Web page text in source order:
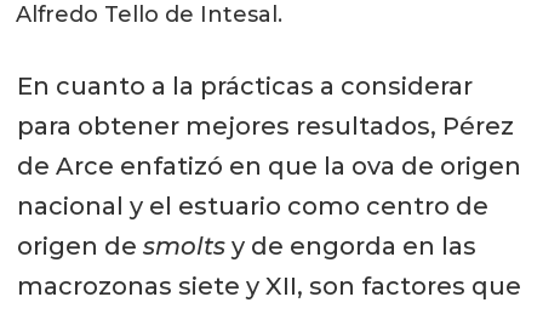
Alfredo Tello de Intesal.
En cuanto a la prácticas a considerar
para obtener mejores resultados, Pérez
de Arce enfatizó en que la ova de origen
nacional y el estuario como centro de
origen de smoltsy de engorda en las
macrozonas siete y XII, son factores que